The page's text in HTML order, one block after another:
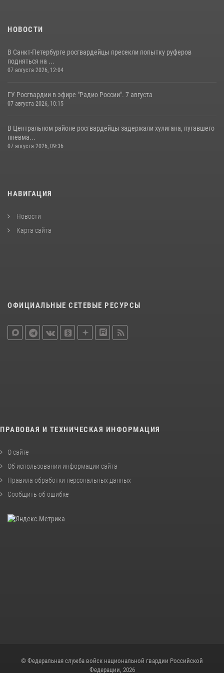
НОВОСТИ
В Санкт-Петербурге росгвардейцы пресекли попытку руферов
подняться на ...
07 августа 2026, 12:04
ГУ Росгвардии в эфире "Радио России". 7 августа
07 августа 2026, 10:15
В Центральном районе росгвардейцы задержали хулигана, пугавшего
пневма...
07 августа 2026, 09:36
НАВИГАЦИЯ
Новости
Карта сайта
ОФИЦИАЛЬНЫЕ СЕТЕВЫЕ РЕСУРСЫ
ПРАВОВАЯ И ТЕХНИЧЕСКАЯ ИНФОРМАЦИЯ
О сайте
Об использовании информации сайта
Правила обработки персональных данных
Сообщить об ошибке
© Федеральная служба войск национальной гвардии Российской
Федерации, 2026